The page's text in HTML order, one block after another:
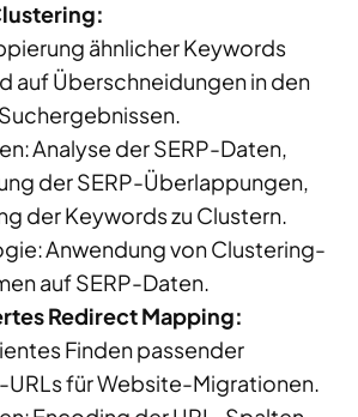
ähnlicher Keywords
auf Überschneidungen in den
Analyse der SERP-Daten,
der SERP-Überlappungen,
der Keywords zu Clustern.
Anwendung von Clustering-
auf SERP-Daten.
Redirect Mapping:
Finden passender
für Website-Migrationen.